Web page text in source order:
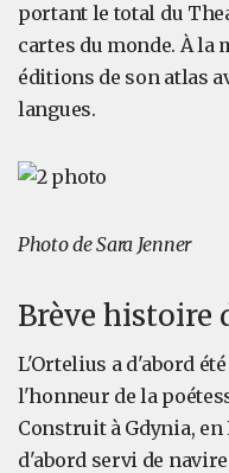
portant le total du
cartes du monde. À la
éditions de son atlas
langues.
Photo de Sara Jenner
Brève histoire
L'Ortelius a d'abord
l'honneur de la
Construit à Gdynia, en
d'abord servi de